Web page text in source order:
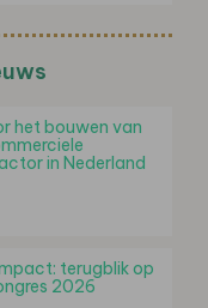
het bouwen van
in Nederland
terugblik op
2026